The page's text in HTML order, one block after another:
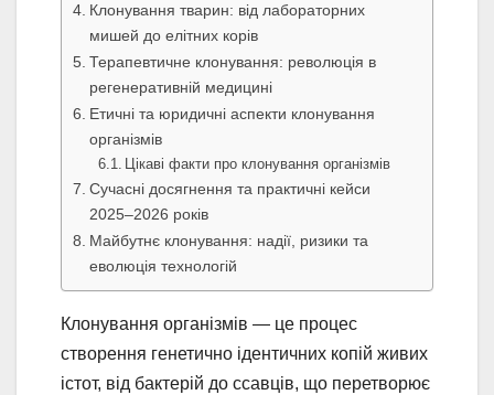
Клонування тварин: від лабораторних
мишей до елітних корів
Терапевтичне клонування: революція в
регенеративній медицині
Етичні та юридичні аспекти клонування
організмів
Цікаві факти про клонування організмів
Сучасні досягнення та практичні кейси
2025–2026 років
Майбутнє клонування: надії, ризики та
еволюція технологій
Клонування організмів — це процес
створення генетично ідентичних копій живих
істот, від бактерій до ссавців, що перетворює